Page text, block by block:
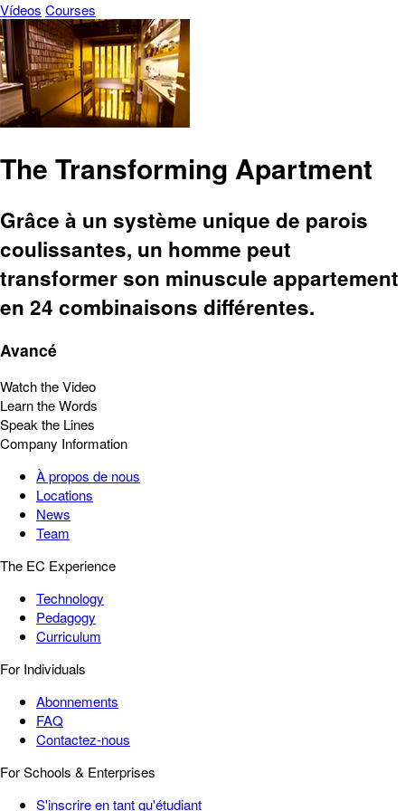
Vídeos Courses
The Transforming Apartment
Grâce à un système unique de parois
coulissantes, un homme peut
transformer son minuscule appartement
en 24 combinaisons différentes.
Avancé
Watch the Video
Learn the Words
Speak the Lines
Company Information
À propos de nous
Locations
News
Team
The EC Experience
Technology
Pedagogy
Curriculum
For Individuals
Abonnements
FAQ
Contactez-nous
For Schools & Enterprises
S'inscrire en tant qu'étudiant